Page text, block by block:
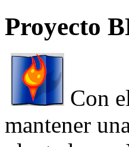
Proyecto
Con
mantener